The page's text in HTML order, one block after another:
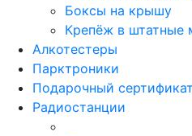
Боксы на крышу
Крепёж в штатные
Алкотестеры
Парктроники
Подарочный сертификат
Радиостанции